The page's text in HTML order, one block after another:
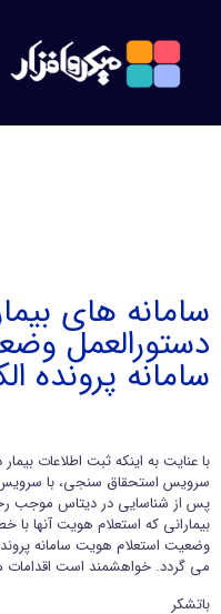
پشتیبانی
محصولات
سمیس
ورود اعضا
سامانه های
دستورالعمل
سامانه پرونده
با عنایت به اینکه ثبت اطلاعات
سرویس استحقاق سنجی، با سرویس
پس از شناسایی در دیتاس موجب
بیمارانی که استعلام هویت آنها
وضعیت استعلام هویت سامانه
می گردد. خواهشمند است
باتشکر